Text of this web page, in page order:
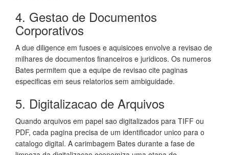
4. Gestao de Documentos
Corporativos
A due diligence em fusoes e aquisicoes envolve a revisao de
milhares de documentos financeiros e juridicos. Os numeros
Bates permitem que a equipe de revisao cite paginas
especificas em seus relatorios sem ambiguidade.
5. Digitalizacao de Arquivos
Quando arquivos em papel sao digitalizados para TIFF ou
PDF, cada pagina precisa de um identificador unico para o
catalogo digital. A carimbagem Bates durante a fase de